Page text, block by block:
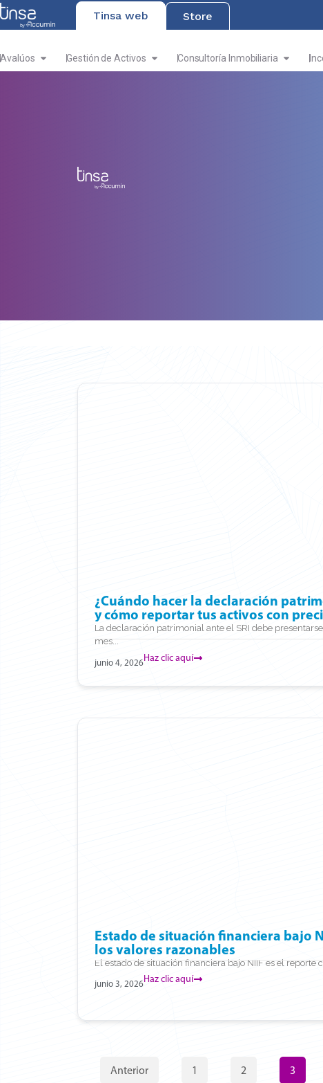
Tinsa web Store
Avalúos Gestión de Activos Consultoría Inmobiliaria
¿Cuándo hacer la declaración
y cómo reportar tus activos con
La declaración patrimonial ante el SRI debe
mes...
junio 4, 2026Haz clic aquí
Estado de situación financiera bajo
los valores razonables
El estado de situación financiera bajo NIIF es el reporte
junio 3, 2026Haz clic aquí
Anterior 1 2 3